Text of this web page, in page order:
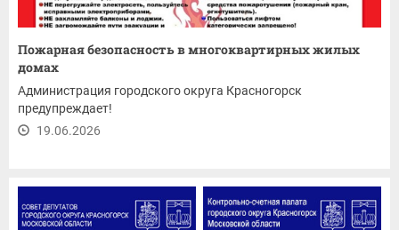
Пожарная безопасность в многоквартирных жилых
домах
Администрация городского округа Красногорск
предупреждает!
19.06.2026